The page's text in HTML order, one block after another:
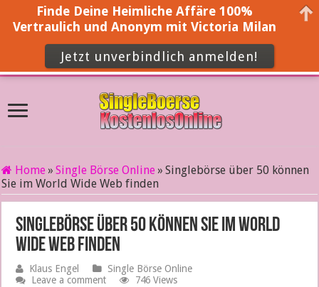
Home » Single Börse Online » Singlebörse über 50 können
Sie im World Wide Web finden
Singlebörse über 50 können Sie im World
Wide Web finden
Klaus Engel
Single Börse Online
Leave a comment
746 Views
Finde Deine Heimliche Affäre 100%
Vertraulich und Anonym mit Victoria Milan
Jetzt unverbindlich anmelden!